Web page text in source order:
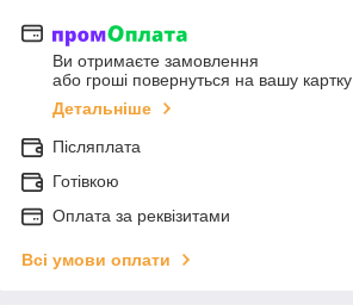
Ви отримаєте замовлення
або гроші повернуться на вашу картку
Детальніше
Післяплата
Готівкою
Оплата за реквізитами
Всі умови оплати